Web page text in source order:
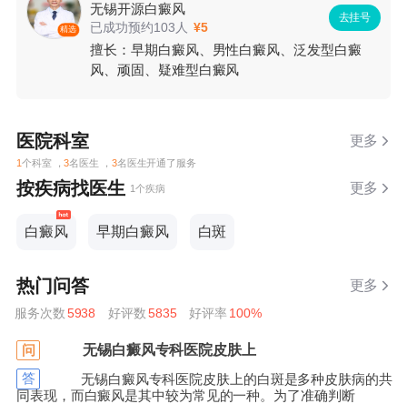
精选
无锡开源白癜风
已成功预约103人 ¥5
去挂号
擅长：早期白癜风、男性白癜风、泛发型白癜
风、顽固、疑难型白癜风
医院科室 更多
1 个科室 ，3名医生 ， 3名医生开通了服务
按疾病找医生 1个疾病 更多
白癜风 早期白癜风 白斑
热门问答 更多
服务次数 5938 好评数 5835 好评率 100%
问 无锡白癜风专科医院皮肤上
答
无锡白癜风专科医院皮肤上的白斑是多种皮肤病的共
同表现，而白癜风是其中较为常见的一种。为了准确判断